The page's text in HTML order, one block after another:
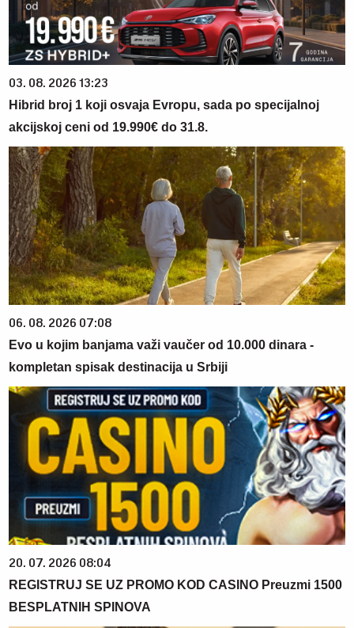
03. 08. 2026 13:23
Hibrid broj 1 koji osvaja Evropu, sada po specijalnoj
akcijskoj ceni od 19.990€ do 31.8.
06. 08. 2026 07:08
Evo u kojim banjama važi vaučer od 10.000 dinara -
kompletan spisak destinacija u Srbiji
20. 07. 2026 08:04
REGISTRUJ SE UZ PROMO KOD CASINO Preuzmi 1500
BESPLATNIH SPINOVA